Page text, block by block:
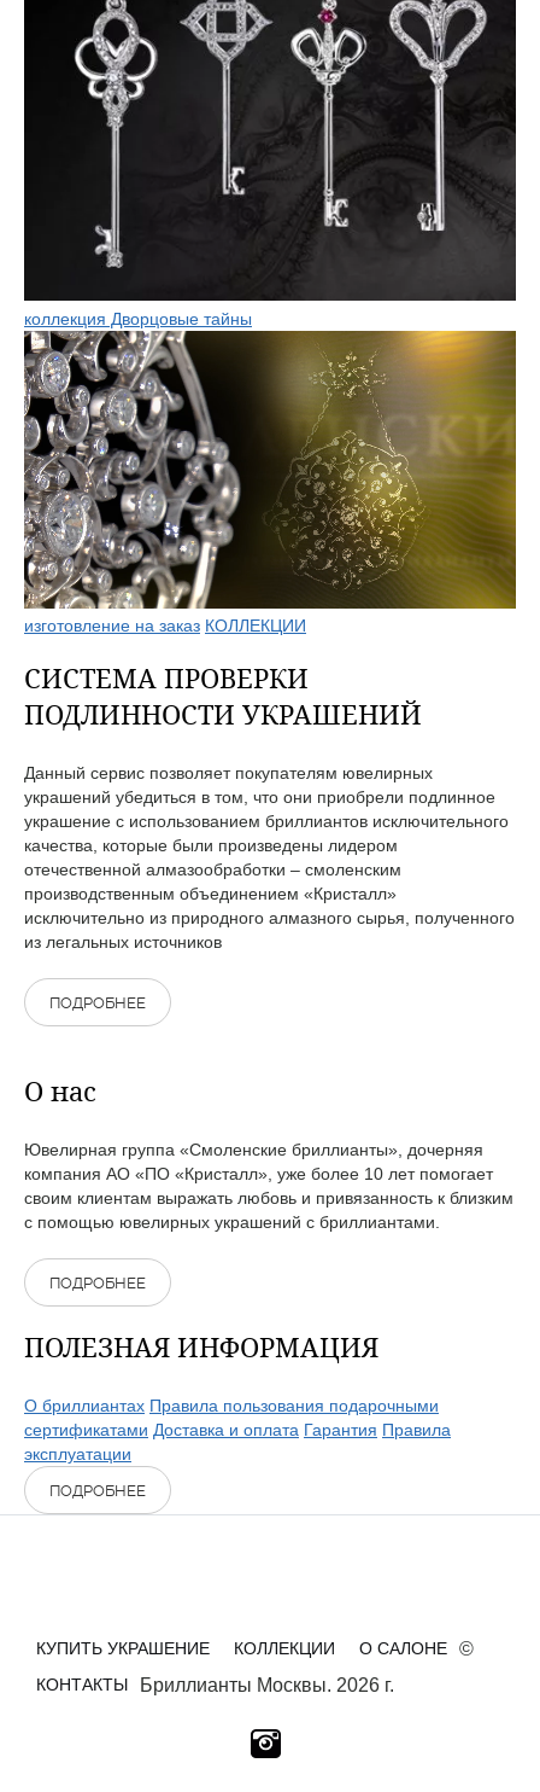
коллекция Дворцовые тайны
изготовление на заказ КОЛЛЕКЦИИ
СИСТЕМА ПРОВЕРКИ
ПОДЛИННОСТИ УКРАШЕНИЙ
Данный сервис позволяет покупателям ювелирных
украшений убедиться в том, что они приобрели подлинное
украшение с использованием бриллиантов исключительного
качества, которые были произведены лидером
отечественной алмазообработки – смоленским
производственным объединением «Кристалл»
исключительно из природного алмазного сырья, полученного
из легальных источников
ПОДРОБНЕЕ
О нас
Ювелирная группа «Смоленские бриллианты», дочерняя
компания АО «ПО «Кристалл», уже более 10 лет помогает
своим клиентам выражать любовь и привязанность к близким
с помощью ювелирных украшений с бриллиантами.
ПОДРОБНЕЕ
ПОЛЕЗНАЯ ИНФОРМАЦИЯ
О бриллиантах Правила пользования подарочными
сертификатами Доставка и оплата Гарантия Правила
эксплуатации
ПОДРОБНЕЕ
КУПИТЬ УКРАШЕНИЕ КОЛЛЕКЦИИ
О САЛОНЕ
КОНТАКТЫ
©
Бриллианты Москвы. 2026 г.